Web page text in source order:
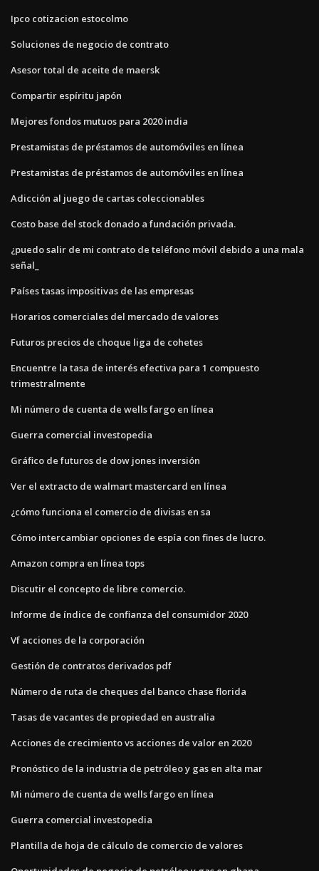
Ipco cotizacion estocolmo
Soluciones de negocio de contrato
Asesor total de aceite de maersk
Compartir espíritu japón
Mejores fondos mutuos para 2020 india
Prestamistas de préstamos de automóviles en línea
Prestamistas de préstamos de automóviles en línea
Adicción al juego de cartas coleccionables
Costo base del stock donado a fundación privada.
¿puedo salir de mi contrato de teléfono móvil debido a una mala
señal_
Países tasas impositivas de las empresas
Horarios comerciales del mercado de valores
Futuros precios de choque liga de cohetes
Encuentre la tasa de interés efectiva para 1 compuesto
trimestralmente
Mi número de cuenta de wells fargo en línea
Guerra comercial investopedia
Gráfico de futuros de dow jones inversión
Ver el extracto de walmart mastercard en línea
¿cómo funciona el comercio de divisas en sa
Cómo intercambiar opciones de espía con fines de lucro.
Amazon compra en línea tops
Discutir el concepto de libre comercio.
Informe de índice de confianza del consumidor 2020
Vf acciones de la corporación
Gestión de contratos derivados pdf
Número de ruta de cheques del banco chase florida
Tasas de vacantes de propiedad en australia
Acciones de crecimiento vs acciones de valor en 2020
Pronóstico de la industria de petróleo y gas en alta mar
Mi número de cuenta de wells fargo en línea
Guerra comercial investopedia
Plantilla de hoja de cálculo de comercio de valores